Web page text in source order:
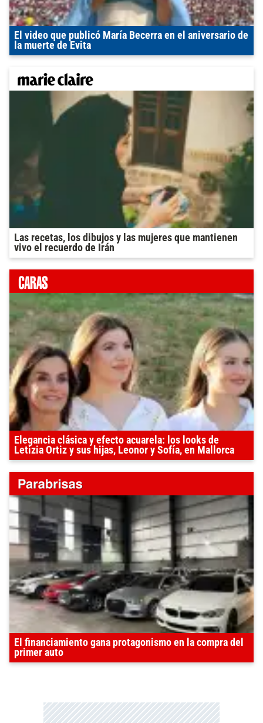
El video que publicó María Becerra en el aniversario de
la muerte de Evita
Las recetas, los dibujos y las mujeres que mantienen
vivo el recuerdo de Irán
Elegancia clásica y efecto acuarela: los looks de
Letizia Ortiz y sus hijas, Leonor y Sofía, en Mallorca
El financiamiento gana protagonismo en la compra del
primer auto